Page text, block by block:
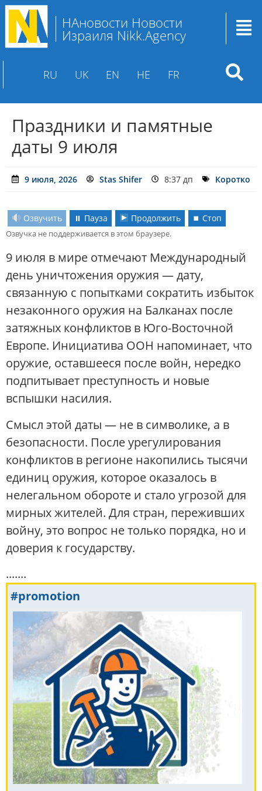
НАновости Новости
Израиля Nikk.Agency
RU UK EN HE FR
Праздники и памятные
даты 9 июля
9 июля, 2026 Stas Shifer 8:37 дп Коротко
Озвучить ⏸ Пауза Продолжить ⏹ Стоп
Озвучка не поддерживается в этом браузере.
9 июля в мире отмечают Международный
день уничтожения оружия — дату,
связанную с попытками сократить избыток
незаконного оружия на Балканах после
затяжных конфликтов в Юго-Восточной
Европе. Инициатива ООН напоминает, что
оружие, оставшееся после войн, нередко
подпитывает преступность и новые
вспышки насилия.
Смысл этой даты — не в символике, а в
безопасности. После урегулирования
конфликтов в регионе накопились тысячи
единиц оружия, которое оказалось в
нелегальном обороте и стало угрозой для
мирных жителей. Для стран, переживших
войну, это вопрос не только порядка, но и
доверия к государству.
.......
#promotion